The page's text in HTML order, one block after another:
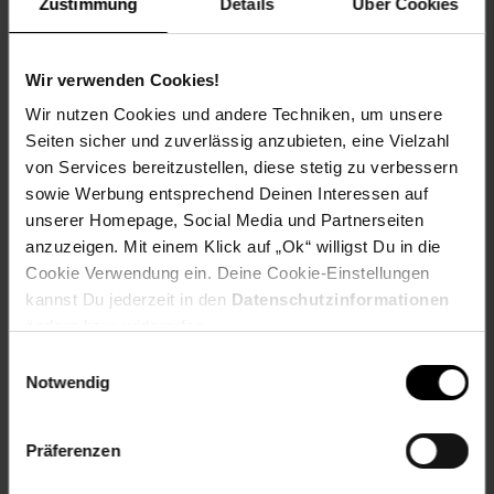
Wir verwenden Cookies!
Wir nutzen Cookies und andere Techniken, um unsere
Seiten sicher und zuverlässig anzubieten, eine Vielzahl
von Services bereitzustellen, diese stetig zu verbessern
sowie Werbung entsprechend Deinen Interessen auf
unserer Homepage, Social Media und Partnerseiten
anzuzeigen. Mit einem Klick auf „Ok“ willigst Du in die
Cookie Verwendung ein. Deine Cookie-Einstellungen
kannst Du jederzeit in den Datenschutzinformationen
Notwendig
Präferenzen
Hinweis
Bitte messen Sie nach, ob dieses Seitenteil an den
vorgesehenen Ort passt
Passend zum baulichen Untergrund sind
entsprechende Dübel und Schrauben erforderlich
Bitte beachten Sie: Dieser Artikel wird für Sie per Spedition
bis zur Bordsteinkante an eine von Ihnen angegebene
EAN: 4003412100821